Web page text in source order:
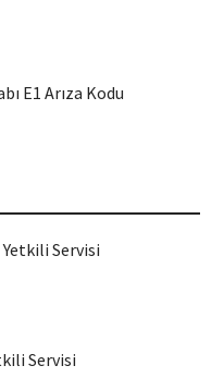
E1 Arıza Kodu
Servisi
Servisi